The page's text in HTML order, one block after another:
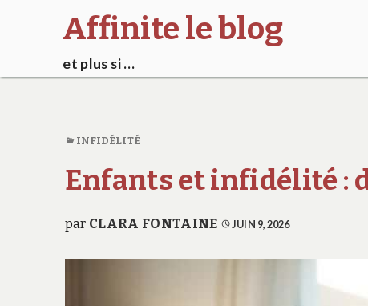
Affinite le blog
et plus si …
INFIDÉLITÉ
Enfants et infidélité :
par CLARA FONTAINE JUIN 9, 2026